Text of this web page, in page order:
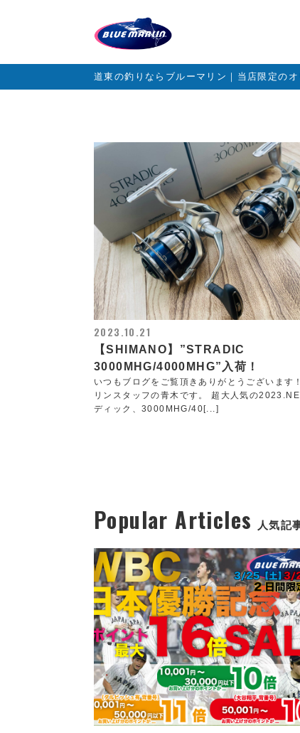
道東の釣りならブルーマリン｜当店限定の
2023.10.21
【SHIMANO】”STRADIC
3000MHG/4000MHG”入荷！
いつもブログをご覧頂きありがとうございます
リンスタッフの青木です。 超大人気の
ディック、3000MHG/40[...]
Popular Articles 人気記